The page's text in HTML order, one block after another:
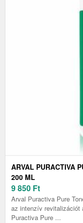
ARVAL PURACTIVA
200 ML
9 850 Ft
Arval Puractiva Pure
az intenzív revitalizációt
Puractiva Pure ...